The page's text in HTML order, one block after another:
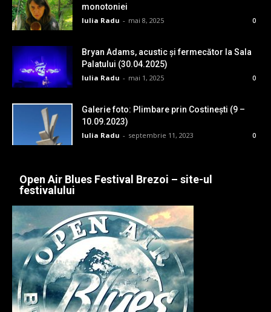
monotoniei
Iulia Radu - mai 8, 2025 0
Bryan Adams, acustic și fermecător la Sala
Palatului (30.04.2025)
Iulia Radu - mai 1, 2025 0
Galerie foto: Plimbare prin Costinești (9 –
10.09.2023)
Iulia Radu - septembrie 11, 2023 0
Open Air Blues Festival Brezoi – site-ul
festivalului